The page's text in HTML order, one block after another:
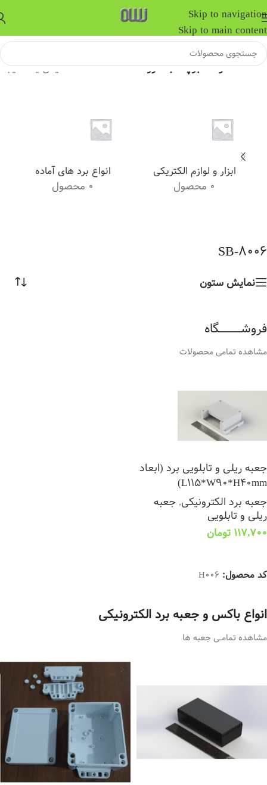
Skip to navigation
Skip to main content
خانه/محصولات برچسب خورده “SB-8006” نمایش یک نتیجه
ابزار و لوازم الکتریکی
0 محصول
انواع برد های آماده
0 محصول
SB-8006
نمایش ستون
فروشــــــــــــگاه
مشاهده تمامی محصولات
جعبه ریلی و تابلویی برد (ابعاد
L115*W90*H40mm)
جعبه برد الکترونیکی, جعبه
ریلی و تابلویی
117,700 تومان
کد محصول: H006
انواع باکس و جعبه برد الکترونیکی
مشاهده تمامــی جعبه ها